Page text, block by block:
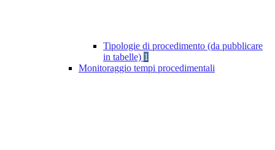
Tipologie di procedimento (da pubblicare
in tabelle) 1
Monitoraggio tempi procedimentali